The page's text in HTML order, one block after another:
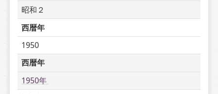
昭和２
西暦年
1950
西暦年
1950年